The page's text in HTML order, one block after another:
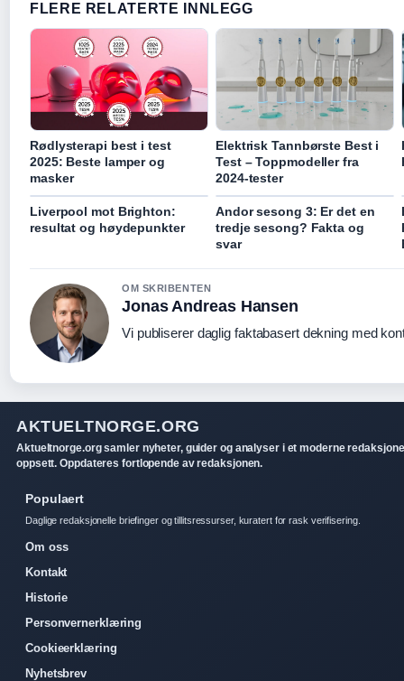
FLERE RELATERTE INNLEGG
Rødlysterapi best i test
2025: Beste lamper og
masker
Elektrisk Tannbørste Best i
Test – Toppmodeller fra
2024-tester
Liverpool mot Brighton:
resultat og høydepunkter
Andor sesong 3: Er det en
tredje sesong? Fakta og
svar
OM SKRIBENTEN
Jonas Andreas Hansen
Vi publiserer daglig faktabasert dekning med
AKTUELTNORGE.ORG
Aktueltnorge.org samler nyheter, guider og analyser i et moderne
oppsett. Oppdateres fortlopende av redaksjonen.
Populaert
Daglige redaksjonelle briefinger og tillitsressurser, kuratert for rask verifisering.
Om oss
Kontakt
Historie
Personvernerklæring
Cookieerklæring
Nyhetsbrev